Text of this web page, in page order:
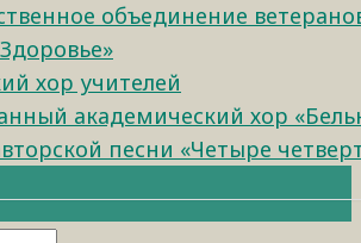
объединение
хор учителей
академический хор
песни «Четыре